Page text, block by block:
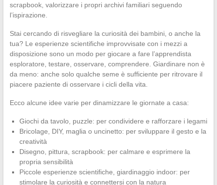
scrapbook, valorizzare i propri archivi familiari seguendo
l’ispirazione.
Stai cercando di risvegliare la curiosità dei bambini, o anche la
tua? Le esperienze scientifiche improvvisate con i mezzi a
disposizione sono un modo per giocare a fare l’apprendista
esploratore, testare, osservare, comprendere. Giardinare non è
da meno: anche solo qualche seme è sufficiente per ritrovare il
piacere paziente di osservare i cicli della vita.
Ecco alcune idee varie per dinamizzare le giornate a casa:
Giochi da tavolo, puzzle: per condividere e rafforzare i legami
Bricolage, DIY, maglia o uncinetto: per sviluppare il gesto e la
creatività
Disegno, pittura, scrapbook: per calmare e esprimere la
propria sensibilità
Piccole esperienze scientifiche, giardinaggio indoor: per
stimolare la curiosità e connettersi con la natura